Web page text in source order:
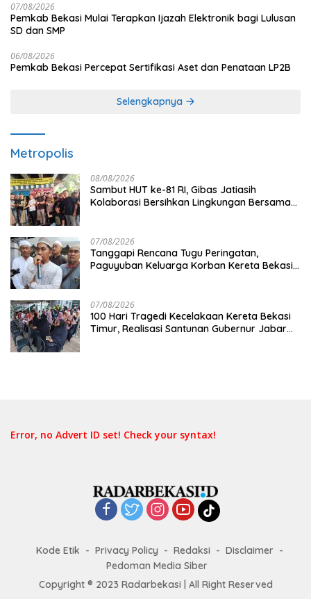
07/08/2026
Pemkab Bekasi Mulai Terapkan Ijazah Elektronik bagi Lulusan
SD dan SMP
06/08/2026
Pemkab Bekasi Percepat Sertifikasi Aset dan Penataan LP2B
Selengkapnya
Metropolis
08/08/2026
Sambut HUT ke-81 RI, Gibas Jatiasih
Kolaborasi Bersihkan Lingkungan Bersama
07/08/2026
Tanggapi Rencana Tugu Peringatan,
Paguyuban Keluarga Korban Kereta Bekasi
07/08/2026
100 Hari Tragedi Kecelakaan Kereta Bekasi
Timur, Realisasi Santunan Gubernur Jabar
Error, no Advert ID set! Check your syntax!
Kode Etik Privacy Policy Redaksi
Disclaimer
Pedoman Media Siber
Copyright ® 2023 Radarbekasi | All Right Reserved